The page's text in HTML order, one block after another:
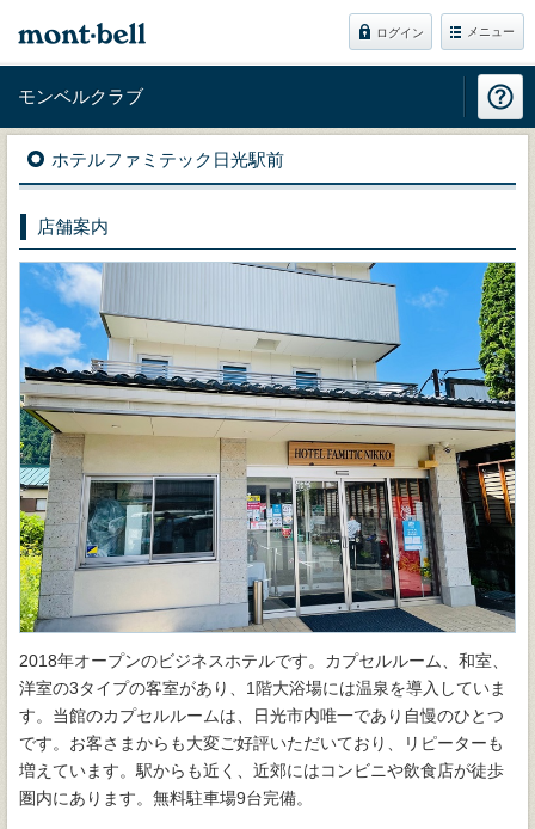
ログイン メニュー
モンベルクラブ
ホテルファミテック日光駅前
店舗案内
2018年オープンのビジネスホテルです。カプセルルーム、和室、
洋室の3タイプの客室があり、1階大浴場には温泉を導入していま
す。当館のカプセルルームは、日光市内唯一であり自慢のひとつ
です。お客さまからも大変ご好評いただいており、リピーターも
増えています。駅からも近く、近郊にはコンビニや飲食店が徒歩
圏内にあります。無料駐車場9台完備。